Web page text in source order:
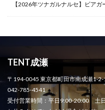
【2026年ツナガルナルセ】ビア
TENT成瀬
〒194-0045 東京都町田市南成瀬1-
042-785-4541
受付営業時間：平日9:00-20:00 土